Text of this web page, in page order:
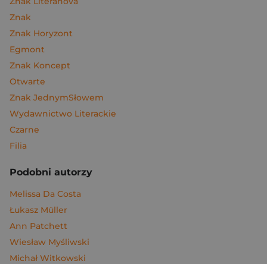
Znak
Znak Horyzont
Egmont
Znak Koncept
Otwarte
Znak JednymSłowem
Wydawnictwo Literackie
Czarne
Filia
Podobni autorzy
Melissa Da Costa
Łukasz Müller
Ann Patchett
Wiesław Myśliwski
Michał Witkowski